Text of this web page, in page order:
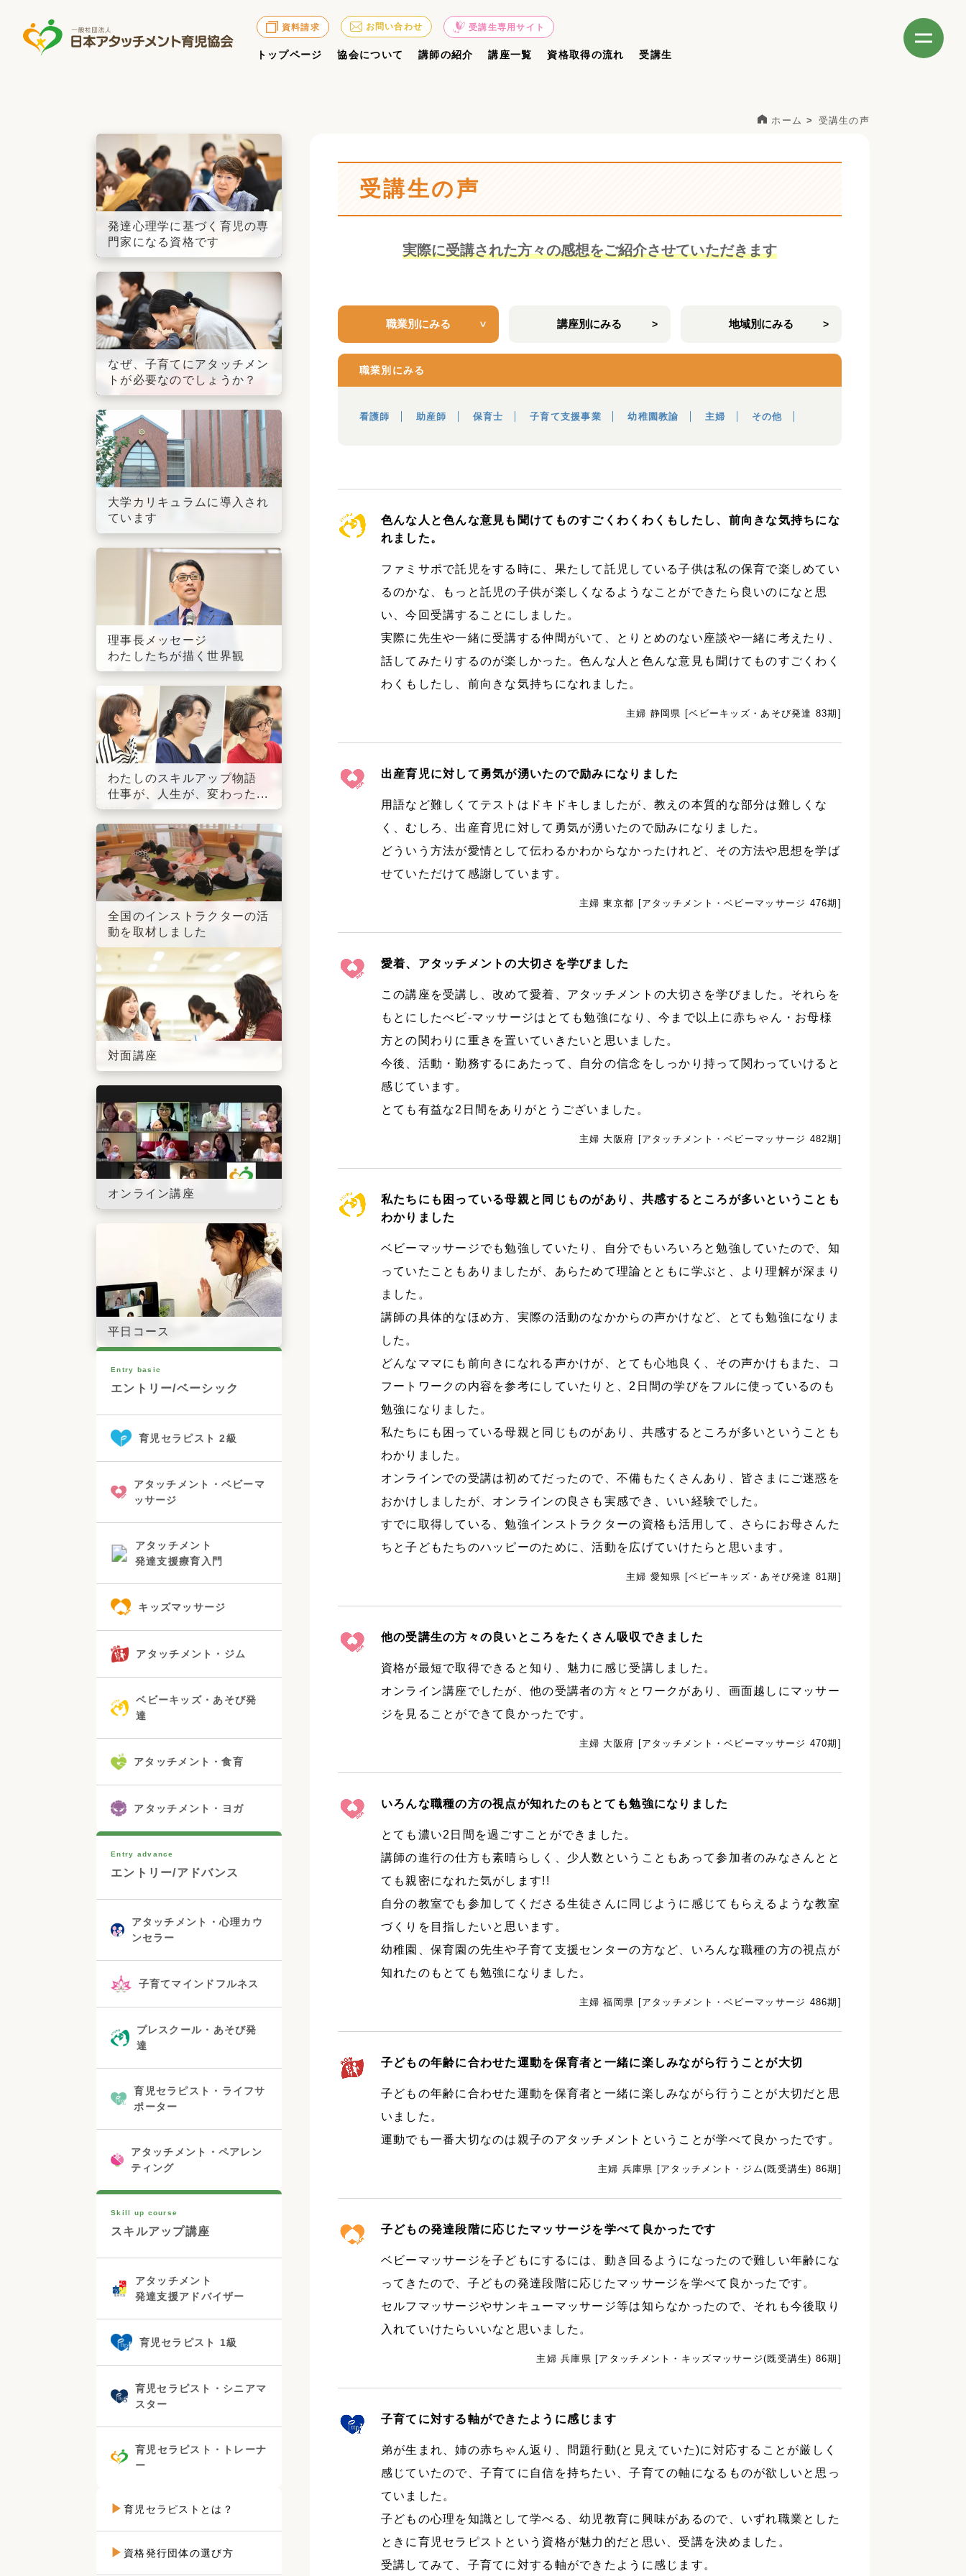
資料請求 お問い合わせ 受講生専用サイト
トップページ 協会について 講師の紹介 講座一覧 資格取得の流れ 受講生
ホーム 受講生の声
受講生の声
実際に受講された方々の感想をご紹介させていただきます
職業別にみる 講座別にみる 地域別にみる
職業別にみる
看護師 助産師 保育士 子育て支援事業 幼稚園教諭 主婦 その他
色んな人と色んな意見も聞けてものすごくわくわくもしたし、前向きな気持ちにな
れました。
ファミサポで託児をする時に、果たして託児している子供は私の保育で楽しめてい
るのかな、もっと託児の子供が楽しくなるようなことができたら良いのになと思
い、今回受講することにしました。
実際に先生や一緒に受講する仲間がいて、とりとめのない座談や一緒に考えたり、
話してみたりするのが楽しかった。色んな人と色んな意見も聞けてものすごくわく
わくもしたし、前向きな気持ちになれました。
主婦 静岡県 [ベビーキッズ・あそび発達 83期]
出産育児に対して勇気が湧いたので励みになりました
用語など難しくてテストはドキドキしましたが、教えの本質的な部分は難しくな
く、むしろ、出産育児に対して勇気が湧いたので励みになりました。
どういう方法が愛情として伝わるかわからなかったけれど、その方法や思想を学ば
せていただけて感謝しています。
主婦 東京都 [アタッチメント・ベビーマッサージ 476期]
愛着、アタッチメントの大切さを学びました
この講座を受講し、改めて愛着、アタッチメントの大切さを学びました。それらを
もとにしたべビ-マッサージはとても勉強になり、今まで以上に赤ちゃん・お母様
方との関わりに重きを置いていきたいと思いました。
今後、活動・勤務するにあたって、自分の信念をしっかり持って関わっていけると
感じています。
とても有益な2日間をありがとうございました。
主婦 大阪府 [アタッチメント・ベビーマッサージ 482期]
私たちにも困っている母親と同じものがあり、共感するところが多いということも
わかりました
ベビーマッサージでも勉強していたり、自分でもいろいろと勉強していたので、知
っていたこともありましたが、あらためて理論とともに学ぶと、より理解が深まり
ました。
講師の具体的なほめ方、実際の活動のなかからの声かけなど、とても勉強になりま
した。
どんなママにも前向きになれる声かけが、とても心地良く、その声かけもまた、コ
フートワークの内容を参考にしていたりと、2日間の学びをフルに使っているのも
勉強になりました。
私たちにも困っている母親と同じものがあり、共感するところが多いということも
わかりました。
オンラインでの受講は初めてだったので、不備もたくさんあり、皆さまにご迷惑を
おかけしましたが、オンラインの良さも実感でき、いい経験でした。
すでに取得している、勉強インストラクターの資格も活用して、さらにお母さんた
ちと子どもたちのハッピーのために、活動を広げていけたらと思います。
主婦 愛知県 [ベビーキッズ・あそび発達 81期]
他の受講生の方々の良いところをたくさん吸収できました
資格が最短で取得できると知り、魅力に感じ受講しました。
オンライン講座でしたが、他の受講者の方々とワークがあり、画面越しにマッサー
ジを見ることができて良かったです。
主婦 大阪府 [アタッチメント・ベビーマッサージ 470期]
いろんな職種の方の視点が知れたのもとても勉強になりました
とても濃い2日間を過ごすことができました。
講師の進行の仕方も素晴らしく、少人数ということもあって参加者のみなさんとと
ても親密になれた気がします!!
自分の教室でも参加してくださる生徒さんに同じように感じてもらえるような教室
づくりを目指したいと思います。
幼稚園、保育園の先生や子育て支援センターの方など、いろんな職種の方の視点が
知れたのもとても勉強になりました。
主婦 福岡県 [アタッチメント・ベビーマッサージ 486期]
子どもの年齢に合わせた運動を保育者と一緒に楽しみながら行うことが大切
子どもの年齢に合わせた運動を保育者と一緒に楽しみながら行うことが大切だと思
いました。
運動でも一番大切なのは親子のアタッチメントということが学べて良かったです。
主婦 兵庫県 [アタッチメント・ジム(既受講生) 86期]
子どもの発達段階に応じたマッサージを学べて良かったです
ベビーマッサージを子どもにするには、動き回るようになったので難しい年齢にな
ってきたので、子どもの発達段階に応じたマッサージを学べて良かったです。
セルフマッサージやサンキューマッサージ等は知らなかったので、それも今後取り
入れていけたらいいなと思いました。
主婦 兵庫県 [アタッチメント・キッズマッサージ(既受講生) 86期]
子育てに対する軸ができたように感じます
弟が生まれ、姉の赤ちゃん返り、問題行動(と見えていた)に対応することが厳しく
感じていたので、子育てに自信を持ちたい、子育ての軸になるものが欲しいと思っ
ていました。
子どもの心理を知識として学べる、幼児教育に興味があるので、いずれ職業とした
ときに育児セラピストという資格が魅力的だと思い、受講を決めました。
受講してみて、子育てに対する軸ができたように感じます。
発達心理学に基づく育児の専
門家になる資格です
なぜ、子育てにアタッチメン
トが必要なのでしょうか？
大学カリキュラムに導入され
ています
理事長メッセージ
わたしたちが描く世界観
わたしのスキルアップ物語
仕事が、人生が、変わった...
全国のインストラクターの活
動を取材しました
対面講座
オンライン講座
平日コース
Entry basic
エントリー/ベーシック
育児セラピスト 2級
アタッチメント・ベビーマ
ッサージ
アタッチメント
発達支援療育入門
キッズマッサージ
アタッチメント・ジム
ベビーキッズ・あそび発
達
アタッチメント・食育
アタッチメント・ヨガ
Entry advance
エントリー/アドバンス
アタッチメント・心理カウ
ンセラー
子育てマインドフルネス
プレスクール・あそび発
達
育児セラピスト・ライフサ
ポーター
アタッチメント・ペアレン
ティング
Skill up course
スキルアップ講座
アタッチメント
発達支援アドバイザー
育児セラピスト 1級
育児セラピスト・シニアマ
スター
育児セラピスト・トレーナ
ー
育児セラピストとは？
資格発行団体の選び方